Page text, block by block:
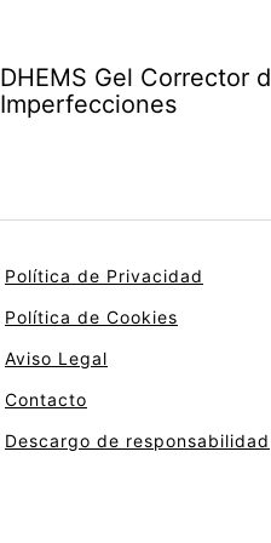
DHEMS Gel Corrector
Imperfecciones
Política de Privacidad
Política de Cookies
Aviso Legal
Contacto
Descargo de responsabilidad